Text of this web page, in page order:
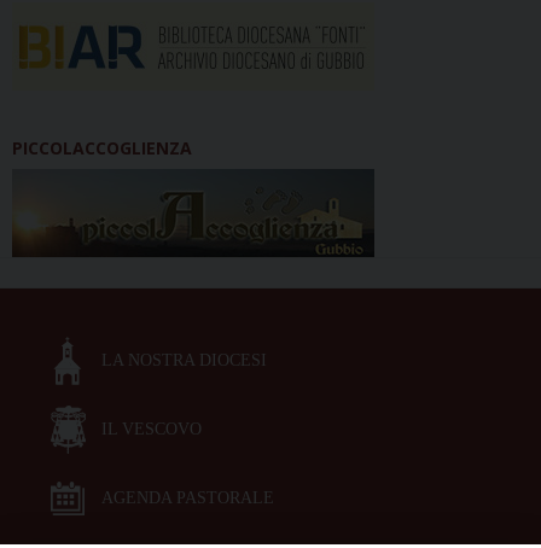
PICCOLACCOGLIENZA
LA NOSTRA DIOCESI
IL VESCOVO
AGENDA PASTORALE